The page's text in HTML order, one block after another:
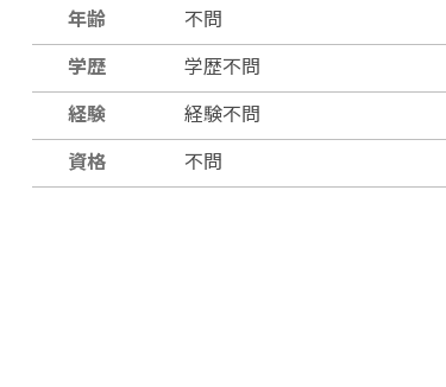
年齢
不問
学歴
学歴不問
経験
経験不問
資格
不問